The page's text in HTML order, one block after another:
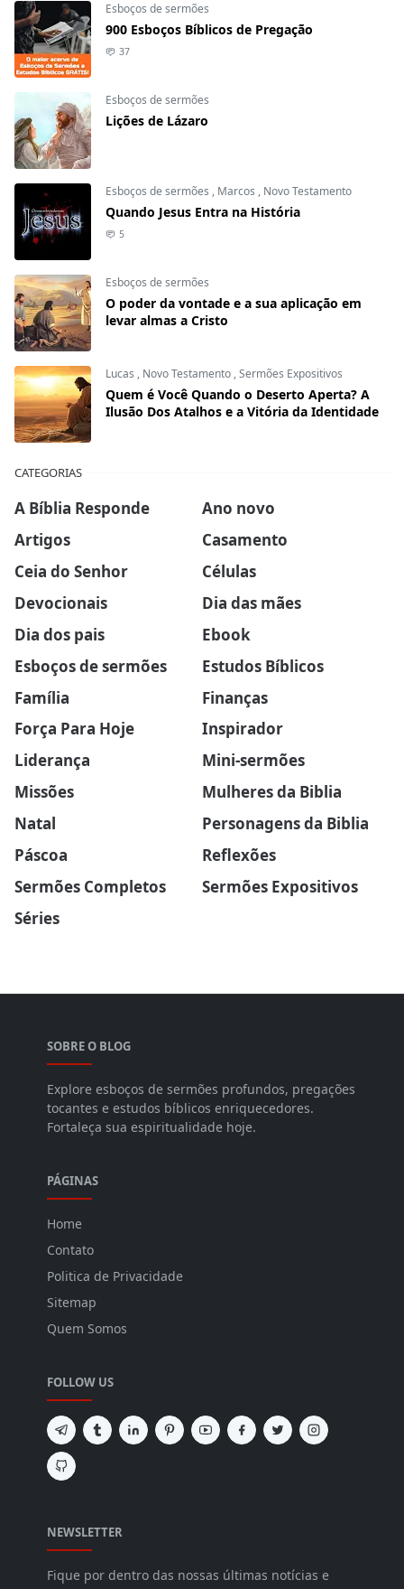
Esboços de sermões
900 Esboços Bíblicos de Pregação
37
Esboços de sermões
Lições de Lázaro
Esboços de sermões , Marcos , Novo Testamento
Quando Jesus Entra na História
5
Esboços de sermões
O poder da vontade e a sua aplicação em
levar almas a Cristo
Lucas , Novo Testamento ,Sermões Expositivos
Quem é Você Quando o Deserto Aperta? A
Ilusão Dos Atalhos e a Vitória da Identidade
CATEGORIAS
A Bíblia Responde
Ano novo
Artigos
Casamento
Ceia do Senhor
Células
Devocionais
Dia das mães
Dia dos pais
Ebook
Esboços de sermões
Estudos Bíblicos
Família
Finanças
Força Para Hoje
Inspirador
Liderança
Mini-sermões
Missões
Mulheres da Biblia
Natal
Personagens da Biblia
Páscoa
Reflexões
Sermões Completos
Sermões Expositivos
Séries
SOBRE O BLOG
Explore esboços de sermões profundos, pregações
tocantes e estudos bíblicos enriquecedores.
Fortaleça sua espiritualidade hoje.
PÁGINAS
Home
Contato
Politica de Privacidade
Sitemap
Quem Somos
FOLLOW US
NEWSLETTER
Fique por dentro das nossas últimas notícias e